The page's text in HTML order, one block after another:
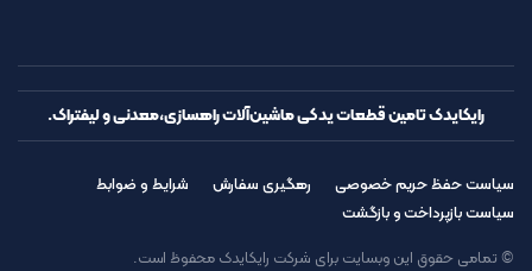
رایکایدک تامین قطعات یدکی ماشین‌آلات راهسازی،معدنی و لیفتراک.
سیاست حفظ حریم خصوصی رهگیری سفارش
شرایط و ضوابط
سیاست بازپرداخت و بازگشت
© تمامی حقوق این وبسایت برای شرکت رایکایدک محفوظ است.